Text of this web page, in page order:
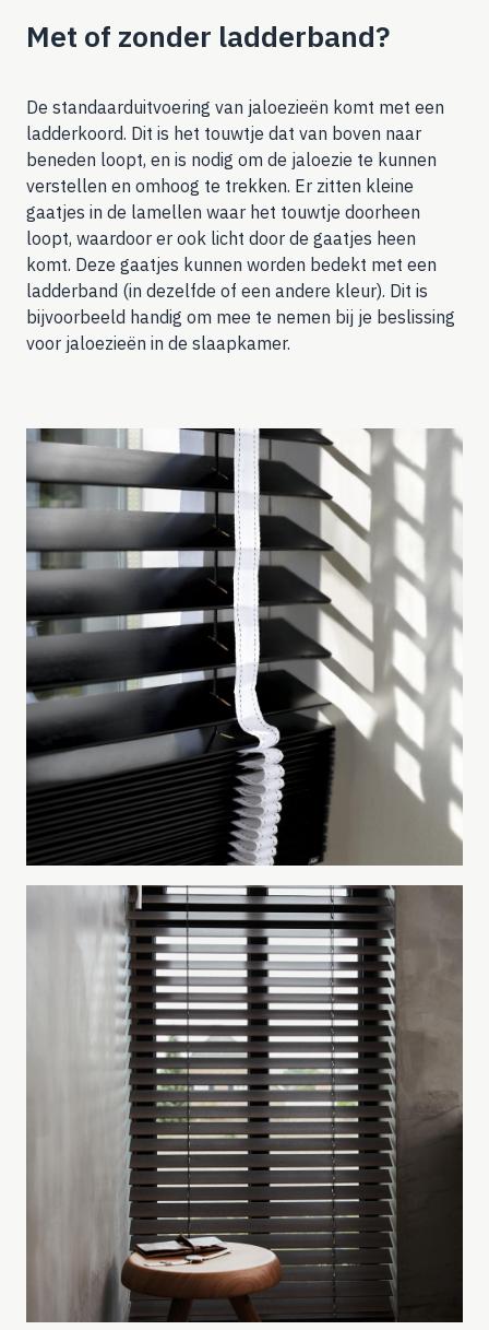
Met of zonder ladderband?
De standaarduitvoering van jaloezieën komt met een
ladderkoord. Dit is het touwtje dat van boven naar
beneden loopt, en is nodig om de jaloezie te kunnen
verstellen en omhoog te trekken. Er zitten kleine
gaatjes in de lamellen waar het touwtje doorheen
loopt, waardoor er ook licht door de gaatjes heen
komt. Deze gaatjes kunnen worden bedekt met een
ladderband (in dezelfde of een andere kleur). Dit is
bijvoorbeeld handig om mee te nemen bij je beslissing
voor jaloezieën in de slaapkamer.